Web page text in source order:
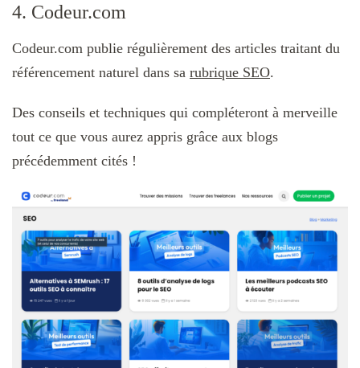
4. Codeur.com
Codeur.com publie régulièrement des articles traitant du
référencement naturel dans sa rubrique SEO.
Des conseils et techniques qui compléteront à merveille
tout ce que vous aurez appris grâce aux blogs
précédemment cités !